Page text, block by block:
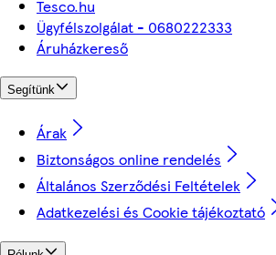
Tesco.hu
Ügyfélszolgálat - 0680222333
Áruházkereső
Segítünk
Árak
Biztonságos online rendelés
Általános Szerződési Feltételek
Adatkezelési és Cookie tájékoztató